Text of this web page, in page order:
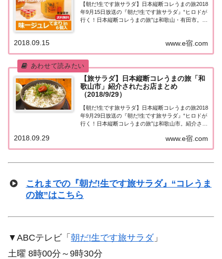
【朝だ!生です旅サラダ】日本縦断コレうまの旅2018
年9月15日放送の『朝だ!生です旅サラダ』“ヒロドが
行く！日本縦断コレうまの旅”は和歌山・有田市。紹
週は、みかんの町として有名な和歌山・...www.e宿.com
2018.09.15
【旅サラダ】日本縦断コレうまの旅「和
歌山市」紹介されたお店まとめ
（2018/9/29）
【朝だ!生です旅サラダ】日本縦断コレうまの旅2018
年9月29日放送の『朝だ!生です旅サラダ』“ヒロドが
行く！日本縦断コレうまの旅”は和歌山市。紹介され
ドが行く！日本縦断コレうまの旅」今週で和歌山編
最終回。最後は和歌山市へ！ 国内・海...
www.e宿.com
2018.09.29
これまでの『朝だ!生です旅サラダ』“コレうま
の旅”はこちら
▼ABCテレビ「 朝だ!生です旅サラダ 」
土曜 8時00分～9時30分